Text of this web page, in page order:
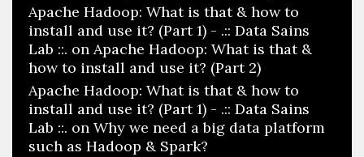
Apache Hadoop: What is that & how to
install and use it? (Part 1) - .:: Data Sains
Lab ::. on Apache Hadoop: What is that &
how to install and use it? (Part 2)
Apache Hadoop: What is that & how to
install and use it? (Part 1) - .:: Data Sains
Lab ::. on Why we need a big data platform
such as Hadoop & Spark?